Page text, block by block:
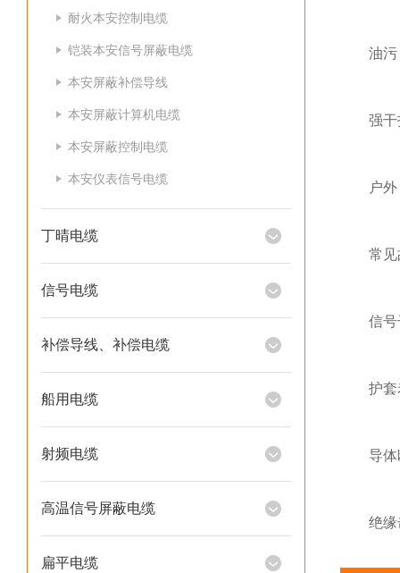
耐火本安控制电缆
铠装本安信号屏蔽电缆
本安屏蔽补偿导线
本安屏蔽计算机电缆
本安屏蔽控制电缆
本安仪表信号电缆
丁晴电缆
信号电缆
补偿导线、补偿电缆
船用电缆
射频电缆
高温信号屏蔽电缆
扁平电缆
油污 /
强干扰
户外 /
常见
信号干
护套老
导体断
绝缘击